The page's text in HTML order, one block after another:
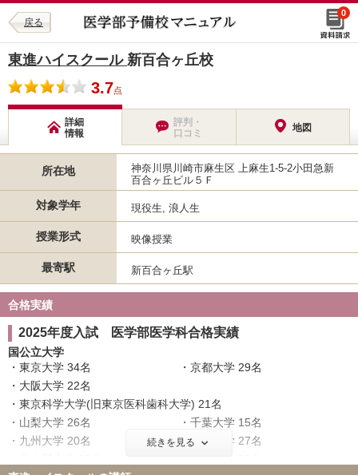
戻る
0
東進ハイスクール 新百合ヶ丘校
3.7点
詳細
情報
評判・
口コミ
地図
所在地
神奈川県川崎市麻生区 上麻生1-5-2小田急新
百合ヶ丘ビル５Ｆ
対象学年 現役生, 浪人生
授業形式 映像授業
最寄駅 新百合ヶ丘駅
合格実績
2025年度入試 医学部医学科合格実績
国公立大学
東京大学 34名
京都大学 29名
大阪大学 22名
東京科学大学(旧東京医科歯科大学) 21名
山梨大学 26名
千葉大学 15名
九州大学 20名
東北大学 27名
続きを見る